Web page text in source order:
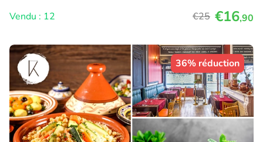
Vendu : 12
€25 €16,90
36% réduction